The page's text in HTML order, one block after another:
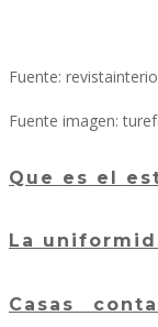
Fuente:
Fuente imagen:
Que es el
La
Casas